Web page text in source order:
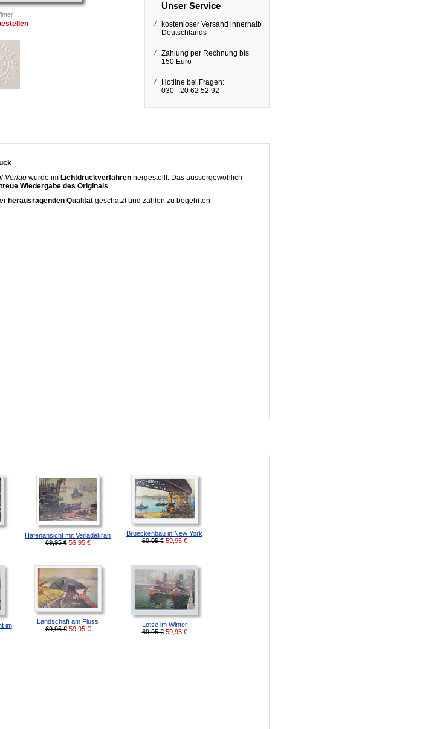
Unser Service
kostenloser Versand innerhalb
Deutschlands
Zahlung per Rechnung bis
150 Euro
Hotline bei Fragen:
030 - 20 62 52 92
Verlag wurde im Lichtdruckverfahren hergestellt. Das aussergewöhlich
Wiedergabe des Originals.
herausragenden Qualität geschätzt und zählen zu begehrten
Hafenansicht mit Verladekran
69,95 € 59,95 €
Brueckenbau in New York
69,95 € 59,95 €
im
Landschaft am Fluss
69,95 € 59,95 €
Lotse im Winter
69,95 € 59,95 €